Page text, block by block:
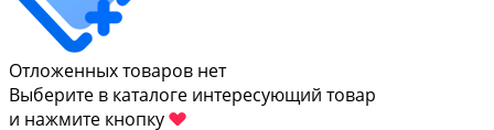
Отложенных товаров нет
Выберите в каталоге интересующий товар
и нажмите кнопку